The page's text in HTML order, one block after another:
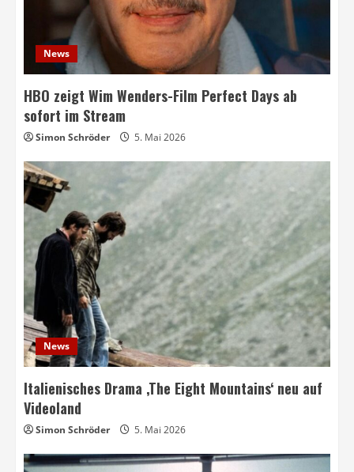
News
HBO zeigt Wim Wenders-Film Perfect Days ab
sofort im Stream
Simon Schröder 5. Mai 2026
News
Italienisches Drama ‚The Eight Mountains‘ neu auf
Videoland
Simon Schröder 5. Mai 2026